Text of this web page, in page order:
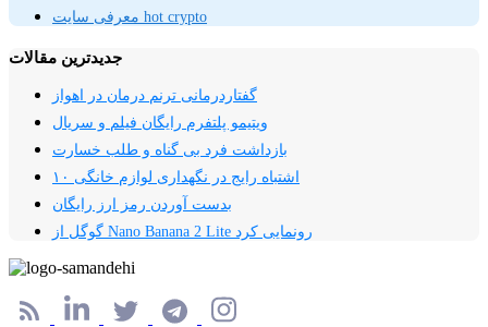
معرفی سایت hot crypto
جدیدترین مقالات
گفتاردرمانی ترنم درمان در اهواز
ویتیمو پلتفرم‌ رایگان فیلم و سریال
بازداشت فرد بی گناه و طلب خسارت
۱۰ اشتباه رایج در نگهداری لوازم خانگی
بدست آوردن رمز ارز رایگان
گوگل از Nano Banana 2 Lite رونمایی کرد